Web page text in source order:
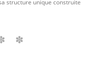
structure unique construite